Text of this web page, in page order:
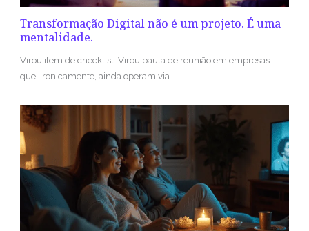
Transformação Digital não é um projeto. É uma
mentalidade.
Virou item de checklist. Virou pauta de reunião em empresas
que, ironicamente, ainda operam via...